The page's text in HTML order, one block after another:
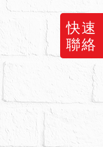
快速
聯絡